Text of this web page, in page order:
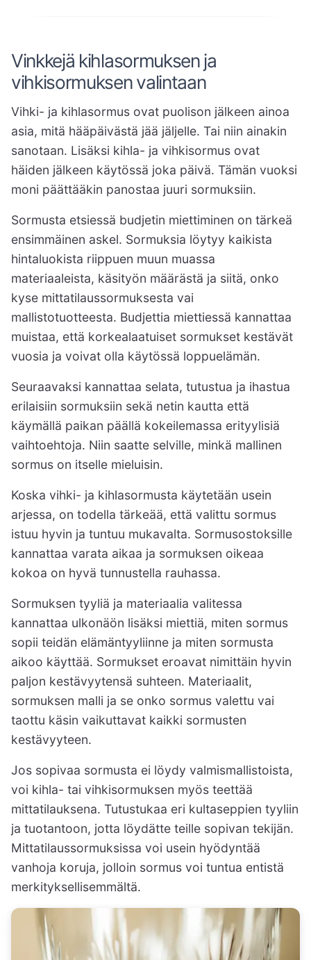
Vinkkejä kihlasormuksen ja
vihkisormuksen valintaan
Vihki- ja kihlasormus ovat puolison jälkeen ainoa
asia, mitä hääpäivästä jää jäljelle. Tai niin ainakin
sanotaan. Lisäksi kihla- ja vihkisormus ovat
häiden jälkeen käytössä joka päivä. Tämän vuoksi
moni päättääkin panostaa juuri sormuksiin.
Sormusta etsiessä budjetin miettiminen on tärkeä
ensimmäinen askel. Sormuksia löytyy kaikista
hintaluokista riippuen muun muassa
materiaaleista, käsityön määrästä ja siitä, onko
kyse mittatilaussormuksesta vai
mallistotuotteesta. Budjettia miettiessä kannattaa
muistaa, että korkealaatuiset sormukset kestävät
vuosia ja voivat olla käytössä loppuelämän.
Seuraavaksi kannattaa selata, tutustua ja ihastua
erilaisiin sormuksiin sekä netin kautta että
käymällä paikan päällä kokeilemassa erityylisiä
vaihtoehtoja. Niin saatte selville, minkä mallinen
sormus on itselle mieluisin.
Koska vihki- ja kihlasormusta käytetään usein
arjessa, on todella tärkeää, että valittu sormus
istuu hyvin ja tuntuu mukavalta. Sormusostoksille
kannattaa varata aikaa ja sormuksen oikeaa
kokoa on hyvä tunnustella rauhassa.
Sormuksen tyyliä ja materiaalia valitessa
kannattaa ulkonäön lisäksi miettiä, miten sormus
sopii teidän elämäntyyliinne ja miten sormusta
aikoo käyttää. Sormukset eroavat nimittäin hyvin
paljon kestävyytensä suhteen. Materiaalit,
sormuksen malli ja se onko sormus valettu vai
taottu käsin vaikuttavat kaikki sormusten
kestävyyteen.
Jos sopivaa sormusta ei löydy valmismallistoista,
voi kihla- tai vihkisormuksen myös teettää
mittatilauksena. Tutustukaa eri kultaseppien tyyliin
ja tuotantoon, jotta löydätte teille sopivan tekijän.
Mittatilaussormuksissa voi usein hyödyntää
vanhoja koruja, jolloin sormus voi tuntua entistä
merkityksellisemmältä.